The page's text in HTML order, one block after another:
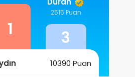
1
2515 Puan
3
10390 Puan